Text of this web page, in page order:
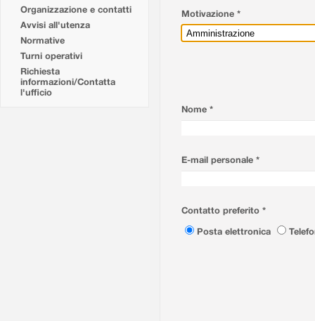
Organizzazione e contatti
Avvisi all'utenza
Normative
Turni operativi
Richiesta
informazioni/Contatta
l'ufficio
Motivazione *
Nome *
E-mail personale *
Contatto preferito *
Posta elettronica